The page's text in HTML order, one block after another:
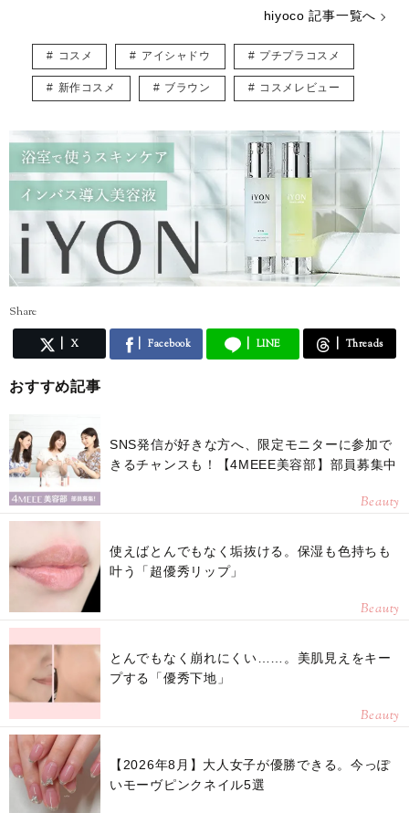
これまでの経験と知識を活かし、読者の「知りたい！」に寄り添った記
「忙しい毎日でも、美しさと楽しさを忘れずに」そんな想いを込めて、
コスメの魅力をお届けします！
hiyoco 記事一覧へ
コスメ アイシャドウ プチプラコスメ
新作コスメ ブラウン コスメレビュー
Share
X Facebook LINE Threads
おすすめ記事
SNS発信が好きな方へ、限定モニターに参加で
きるチャンスも！【4MEEE美容部】部員募集中
Beauty
使えばとんでもなく垢抜ける。保湿も色持ちも
叶う「超優秀リップ」
Beauty
とんでもなく崩れにくい……。美肌見えをキー
プする「優秀下地」
Beauty
【2026年8月】大人女子が優勝できる。今っぽ
いモーヴピンクネイル5選